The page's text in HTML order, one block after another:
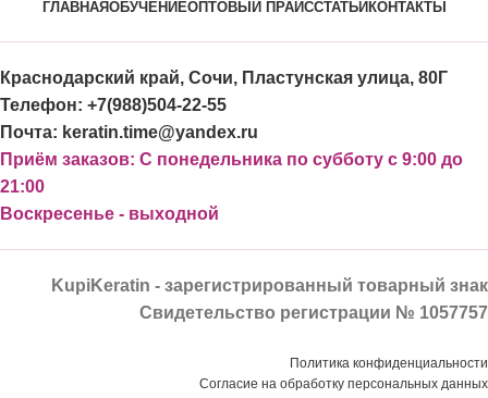
ГЛАВНАЯОБУЧЕНИЕОПТОВЫЙ ПРАЙССТАТЬИ КОНТАКТЫ
Краснодарский край, Сочи, Пластунская улица, 80Г
Телефон: +7(988)504-22-55
Почта: keratin.time@yandex.ru
Приём заказов: С понедельника по субботу с 9:00 до
21:00
Воскресенье - выходной
KupiKeratin - зарегистрированный товарный знак
Свидетельство регистрации № 1057757
Политика конфиденциальности
Согласие на обработку персональных данных